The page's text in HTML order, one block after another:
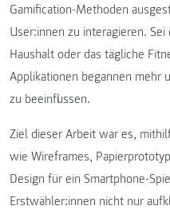
Gamification-Methoden
User:innen zu interagieren.
Haushalt oder das tägliche
Applikationen begannen mehr
zu beeinflussen.
Ziel dieser Arbeit war es,
wie Wireframes,
Design für ein Smartphone-
Erstwähler:innen nicht nur